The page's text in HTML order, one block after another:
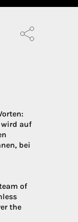
wird auf
bei
of
the